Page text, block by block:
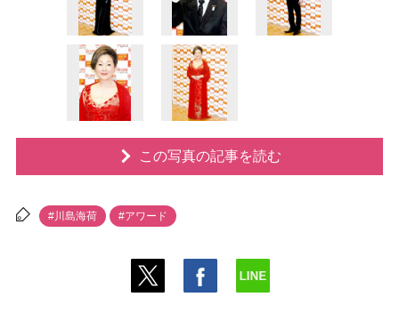
この写真の記事を読む
#川島海荷 #アワード